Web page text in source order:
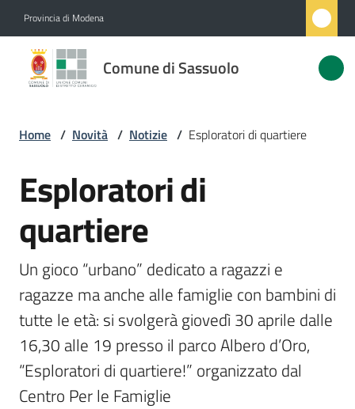
Provincia di Modena
Comune di Sassuolo
Comune
di
Novità
Menu selezionato
Vivere
Sassuolo
Home / Novità / Notizie / Esploratori di quartiere
Salta al contenuto
Esploratori di
quartiere
Un gioco “urbano” dedicato a ragazzi e
ragazze ma anche alle famiglie con bambini di
tutte le età: si svolgerà giovedì 30 aprile dalle
16,30 alle 19 presso il parco Albero d’Oro,
“Esploratori di quartiere!” organizzato dal
Centro Per le Famiglie